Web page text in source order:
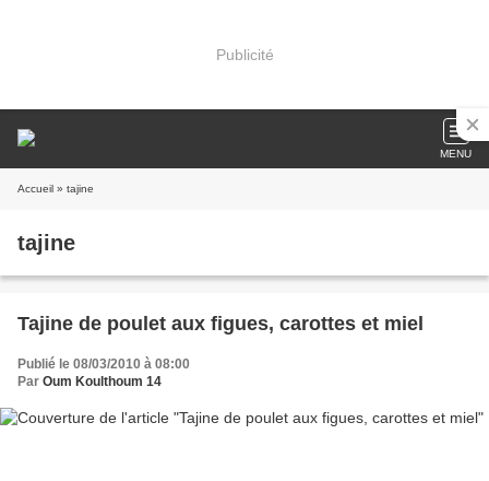
Publicité
MENU
Accueil » tajine
tajine
Tajine de poulet aux figues, carottes et miel
Publié le 08/03/2010 à 08:00
Par Oum Koulthoum 14